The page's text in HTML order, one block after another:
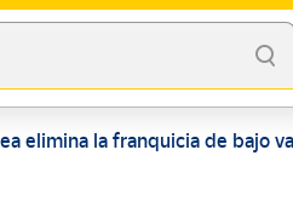
elimina la franquicia de bajo